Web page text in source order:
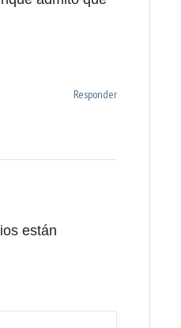
Responder
están